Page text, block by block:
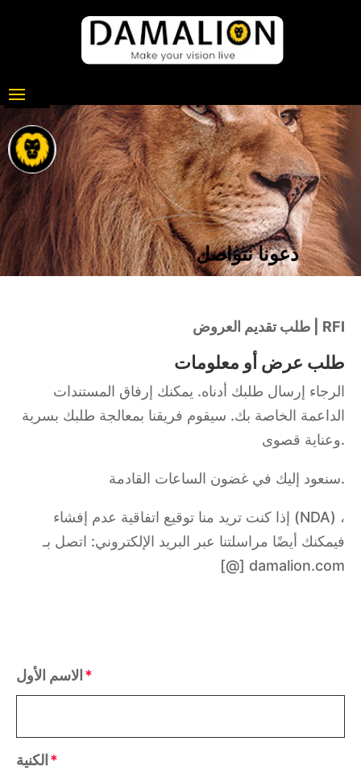
دعونا نتواصل
طلب تقديم العروض | RFI
طلب عرض أو معلومات
الرجاء إرسال طلبك أدناه. يمكنك إرفاق المستندات
الداعمة الخاصة بك. سيقوم فريقنا بمعالجة طلبك بسرية
وعناية قصوى.
سنعود إليك في غضون الساعات القادمة.
إذا كنت تريد منا توقيع اتفاقية عدم إفشاء (NDA) ،
فيمكنك أيضًا مراسلتنا عبر البريد الإلكتروني: اتصل بـ
[@] damalion.com
الاسم الأول
الكنية